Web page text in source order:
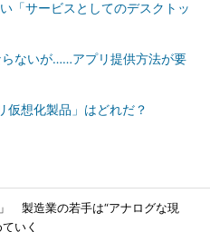
「サービスとしてのデスクトッ
ないが……アプリ提供方法が要
仮想化製品」はどれだ？
」 製造業の若手は“アナログな現
いく